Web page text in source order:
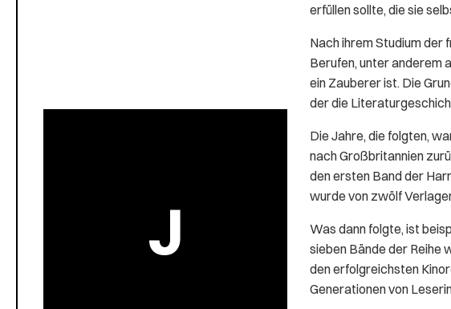
J
erfüllen sollte, die sie
Nach ihrem Studium
Berufen, unter anderem
ein Zauberer ist. Die
der die
Die Jahre, die folgten,
nach Großbritannien
den ersten Band der
wurde von zwölf
Was dann folgte, ist
sieben Bände der Reihe
den erfolgreichsten
Generationen von